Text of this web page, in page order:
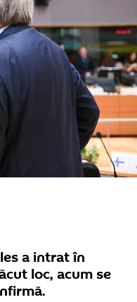
a intrat în
loc, acum se